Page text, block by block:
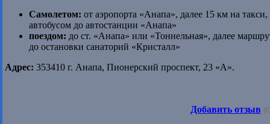
Самолетом: от аэропорта «Анапа», далее 15 км на
автобусом до автостанции «Анапа»
поездом: до ст. «Анапа» или «Тоннельная», далее
до остановки санаторий «Кристалл»
Адрес: 353410 г. Анапа, Пионерский проспект, 23 «А».
Добавить отзыв